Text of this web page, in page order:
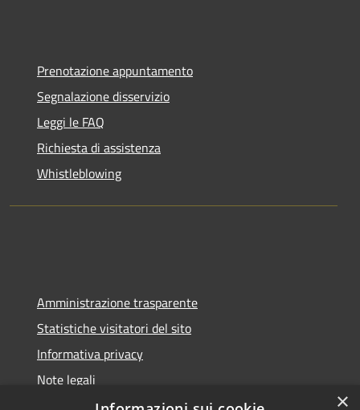
Prenotazione appuntamento
Segnalazione disservizio
Leggi le FAQ
Richiesta di assistenza
Whistleblowing
Amministrazione trasparente
Statistiche visitatori del sito
Informativa privacy
Note legali
Dichiarazione di accessibilità
×